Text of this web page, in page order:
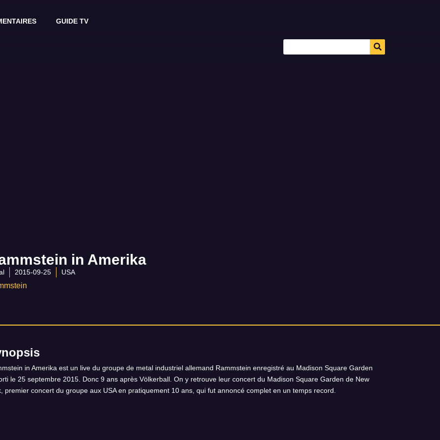
GUIDE TV
in Amerika
2015-09-25 USA
in Amerika est un live du groupe de metal industriel allemand Rammstein enregistré au Madison Square Garden
le 25 septembre 2015. Donc 9 ans après Völkerball. On y retrouve leur concert du Madison Square Garden de New
premier concert du groupe aux USA en pratiquement 10 ans, qui fut annoncé complet en un temps record.